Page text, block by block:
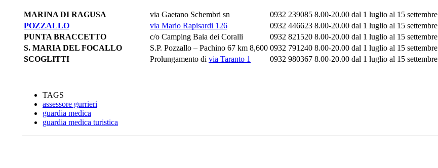
MARINA DI RAGUSA via Gaetano Schembri sn 0932 239085 8.00-20.00 dal 1 luglio al 15 settembre
POZZALLO
via Mario Rapisardi 126 0932 446623 8.00-20.00 dal 1 luglio al 15 settembre
PUNTA BRACCETTO
c/o Camping Baia dei Coralli 0932 821520 8.00-20.00 dal 1 luglio al 15 settembre
S. MARIA DEL FOCALLO
S.P. Pozzallo – Pachino 67 km 8,600 0932 791240 8.00-20.00 dal 1 luglio al 15 settembre
SCOGLITTI
Prolungamento di via Taranto 1 0932 980367 8.00-20.00 dal 1 luglio al 15 settembre
TAGS
assessore gurrieri
guardia medica
guardia medica turistica